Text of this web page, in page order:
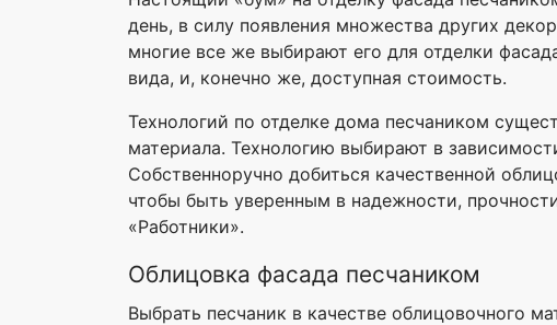
день, в силу появления множества других
многие все же выбирают его для отделки
вида, и, конечно же, доступная стоимость.
Технологий по отделке дома песчаником
материала. Технологию выбирают в
Собственноручно добиться качественной
чтобы быть уверенным в надежности,
«Работники».
Облицовка фасада песчаником
Выбрать песчаник в качестве облицовочного